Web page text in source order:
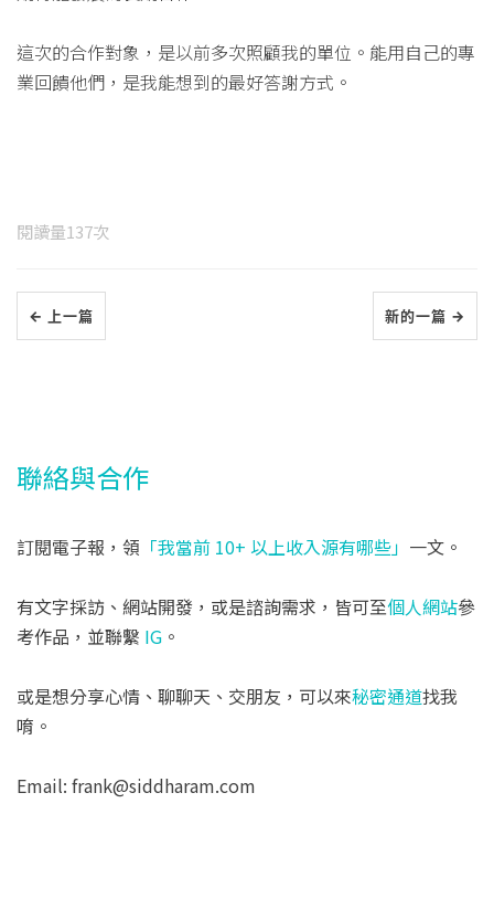
這次的合作對象，是以前多次照顧我的單位。能用自己的專
業回饋他們，是我能想到的最好答謝方式。
閱讀量137次
← 上一篇 新的一篇 →
聯絡與合作
訂閱電子報，領 「我當前 10+ 以上收入源有哪些」 一文。
有文字採訪、網站開發，或是諮詢需求，皆可至個人網站參
考作品，並聯繫 IG 。
或是想分享心情、聊聊天、交朋友，可以來秘密通道找我
唷。
Email: frank@siddharam.com